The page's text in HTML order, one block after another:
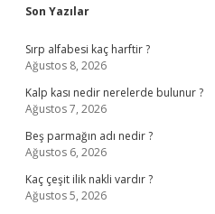
Sidebar
Son Yazılar
Sırp alfabesi kaç harftir ?
Ağustos 8, 2026
Kalp kası nedir nerelerde bulunur ?
Ağustos 7, 2026
Beş parmağın adı nedir ?
Ağustos 6, 2026
Kaç çeşit ilik nakli vardır ?
Ağustos 5, 2026